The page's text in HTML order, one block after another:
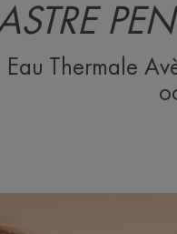
Thermale